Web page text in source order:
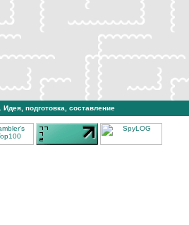
. Идея, подготовка, составление